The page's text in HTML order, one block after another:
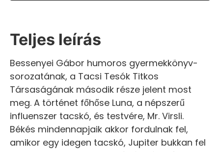
Teljes leírás
Bessenyei Gábor humoros gyermekkönyv-
sorozatának, a Tacsi Tesók Titkos
Társaságának második része jelent most
meg. A történet főhőse Luna, a népszerű
influenszer tacskó, és testvére, Mr. Virsli.
Békés mindennapjaik akkor fordulnak fel,
amikor egy idegen tacskó, Jupiter bukkan fel